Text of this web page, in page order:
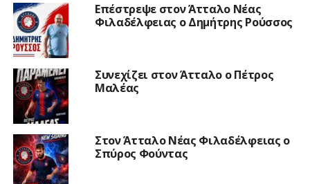
Επέστρεψε στον Άτταλο Νέας
Φιλαδέλφειας ο Δημήτρης Ρούσσος
Συνεχίζει στον Άτταλο ο Πέτρος
Μαλέας
Στον Άτταλο Νέας Φιλαδέλφειας ο
Σπύρος Φούντας